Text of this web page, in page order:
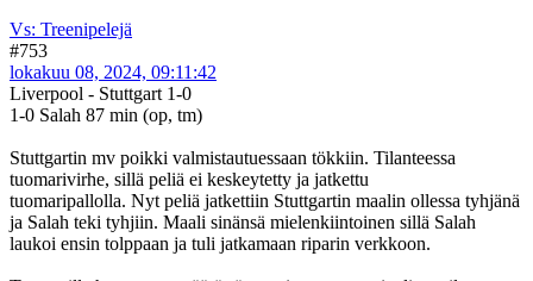
Vs: Treenipelejä
#753
lokakuu 08, 2024, 09:11:42
Liverpool - Stuttgart 1-0
1-0 Salah 87 min (op, tm)
Stuttgartin mv poikki valmistautuessaan tökkiin. Tilanteessa
tuomarivirhe, sillä peliä ei keskeytetty ja jatkettu
tuomaripallolla. Nyt peliä jatkettiin Stuttgartin maalin ollessa tyhjänä
ja Salah teki tyhjiin. Maali sinänsä mielenkiintoinen sillä Salah
laukoi ensin tolppaan ja tuli jatkamaan riparin verkkoon.